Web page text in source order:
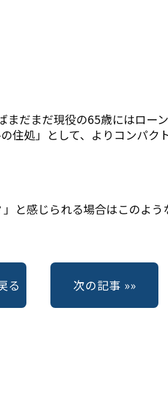
まだまだ現役の65歳にはロー
住処」として、よりコンパク
と感じられる場合はこのよう
次の記事 »»
る